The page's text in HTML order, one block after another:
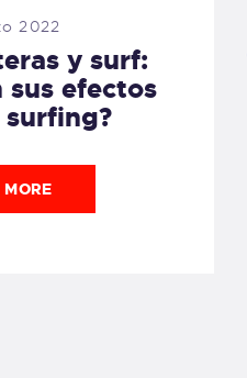
2022
y surf:
sus efectos